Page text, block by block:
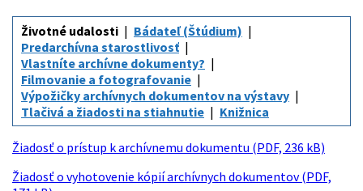
Životné udalosti
Bádateľ (Štúdium)
Predarchívna starostlivosť
Vlastníte archívne dokumenty?
Filmovanie a fotografovanie
Výpožičky archívnych dokumentov na výstavy
Tlačivá a žiadosti na stiahnutie
Knižnica
Žiadosť o prístup k archívnemu dokumentu (PDF, 236 kB)
Žiadosť o vyhotovenie kópií archívnych dokumentov (PDF,